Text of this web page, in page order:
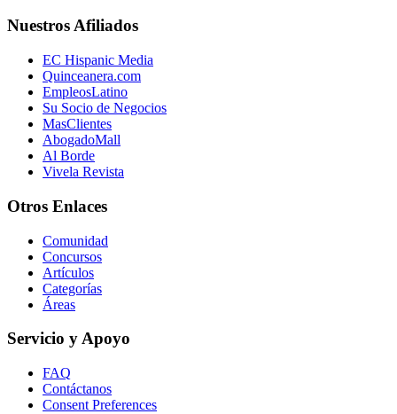
Nuestros Afiliados
EC Hispanic Media
Quinceanera.com
EmpleosLatino
Su Socio de Negocios
MasClientes
AbogadoMall
Al Borde
Vivela Revista
Otros Enlaces
Comunidad
Concursos
Artículos
Categorías
Áreas
Servicio y Apoyo
FAQ
Contáctanos
Consent Preferences